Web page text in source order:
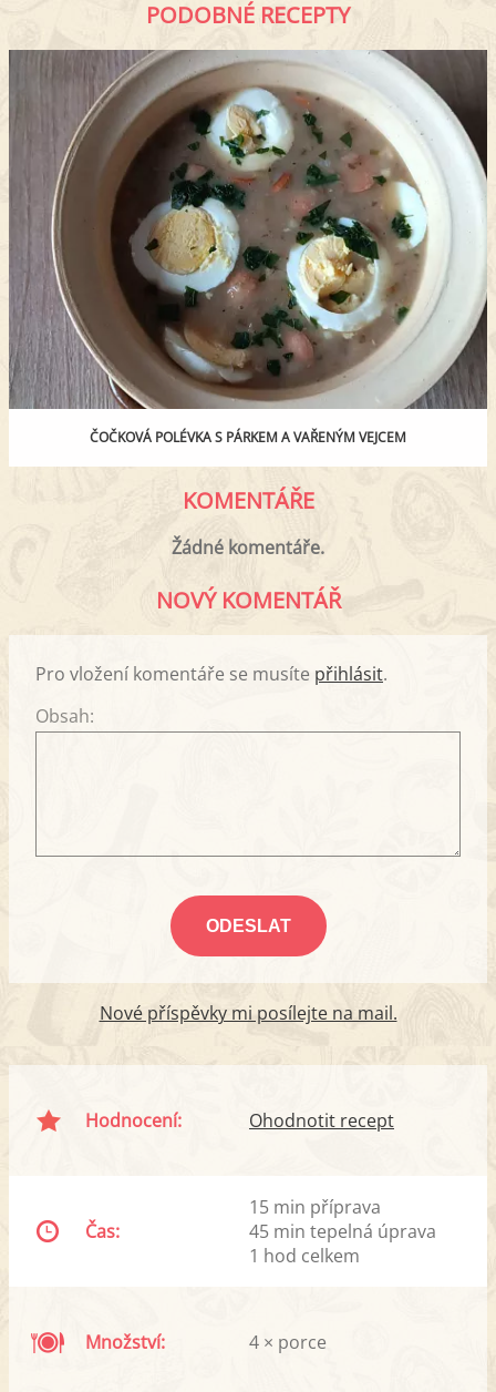
PODOBNÉ RECEPTY
ČOČKOVÁ POLÉVKA S PÁRKEM A VAŘENÝM VEJCEM
KOMENTÁŘE
Žádné komentáře.
NOVÝ KOMENTÁŘ
Pro vložení komentáře se musíte přihlásit.
Obsah:
Nové příspěvky mi posílejte na mail.
Hodnocení: Ohodnotit recept
Čas:
15 min příprava
45 min tepelná úprava
1 hod celkem
Množství: 4 × porce